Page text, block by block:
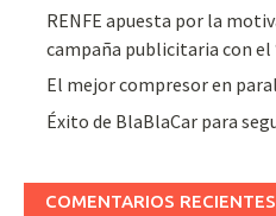
RENFE apuesta por la
campaña publicitaria con el
El mejor compresor en
Éxito de BlaBlaCar para
COMENTARIOS RECIENTES